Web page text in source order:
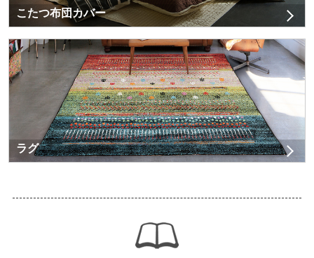
こたつ布団カバー
ラグ